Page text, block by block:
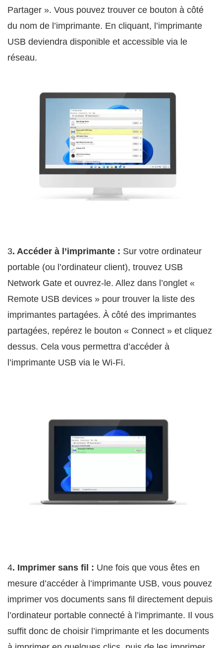
Partager ». Vous pouvez trouver ce bouton à côté
du nom de l’imprimante. En cliquant, l’imprimante
USB deviendra disponible et accessible via le
réseau.
3. Accéder à l’imprimante : Sur votre ordinateur
portable (ou l’ordinateur client), trouvez USB
Network Gate et ouvrez-le. Allez dans l’onglet «
Remote USB devices » pour trouver la liste des
imprimantes partagées. À côté des imprimantes
partagées, repérez le bouton « Connect » et cliquez
dessus. Cela vous permettra d’accéder à
l’imprimante USB via le Wi-Fi.
4. Imprimer sans fil : Une fois que vous êtes en
mesure d’accéder à l’imprimante USB, vous pouvez
imprimer vos documents sans fil directement depuis
l’ordinateur portable connecté à l’imprimante. Il vous
suffit donc de choisir l’imprimante et les documents